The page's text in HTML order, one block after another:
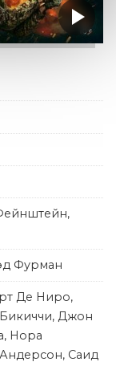
Фурман
Де Ниро,
Джон
Нора
Саид